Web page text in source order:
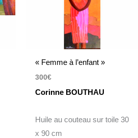
« Femme à l’enfant »
300€
Corinne BOUTHAU
Huile au couteau sur toile 30
x 90 cm